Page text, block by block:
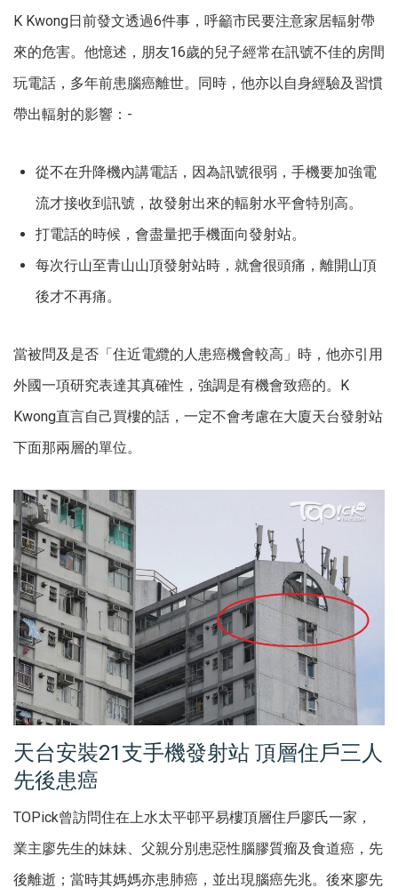
K Kwong日前發文透過6件事，呼籲市民要注意家居輻射帶
來的危害。他憶述，朋友16歲的兒子經常在訊號不佳的房間
玩電話，多年前患腦癌離世。同時，他亦以自身經驗及習慣
帶出輻射的影響：-
從不在升降機內講電話，因為訊號很弱，手機要加強電
流才接收到訊號，故發射出來的輻射水平會特別高。
打電話的時候，會盡量把手機面向發射站。
每次行山至青山山頂發射站時，就會很頭痛，離開山頂
後才不再痛。
當被問及是否「住近電纜的人患癌機會較高」時，他亦引用
外國一項研究表達其真確性，強調是有機會致癌的。K
Kwong直言自己買樓的話，一定不會考慮在大廈天台發射站
下面那兩層的單位。
天台安裝21支手機發射站 頂層住戶三人
先後患癌
TOPick曾訪問住在上水太平邨平易樓頂層住戶廖氏一家，
業主廖先生的妹妹、父親分別患惡性腦膠質瘤及食道癌，先
後離逝；當時其媽媽亦患肺癌，並出現腦癌先兆。後來廖先